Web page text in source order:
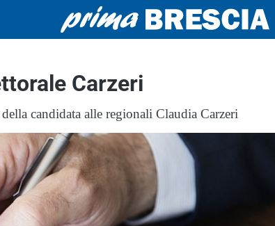
Carzeri
candidata alle regionali Claudia Carzeri